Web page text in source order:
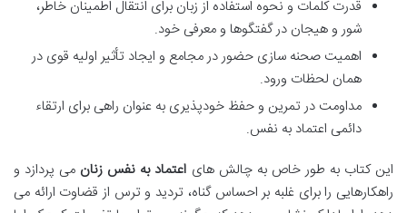
قدرت کلمات و نحوه استفاده از زبان برای انتقال اطمینان خاطر،
شور و هیجان در گفتگوها و معرفی خود.
اهمیت صحنه سازی حضور در مجامع و ایجاد تأثیر اولیه قوی در
همان لحظات ورود.
مداومت در تمرین و حفظ خودپذیری به عنوان راهی برای ارتقاء
دائمی اعتماد به نفس.
این کتاب به طور خاص به چالش های اعتماد به نفس زنان می پردازد و
راهکارهایی را برای غلبه بر احساس گناه، تردید و ترس از قضاوت ارائه می